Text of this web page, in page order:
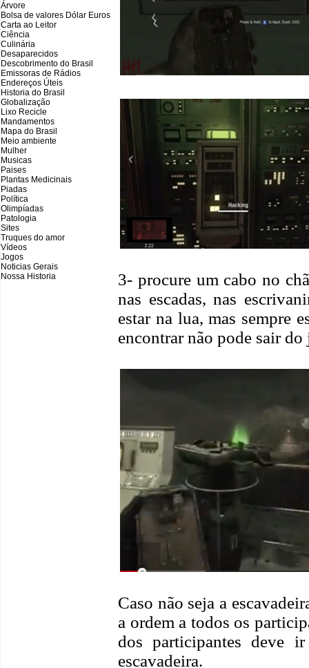
Árvore
Bolsa de valores Dólar Euros
Carta ao Leitor
Ciência
Culinária
Desaparecidos
Descobrimento do Brasil
Emissoras de Rádios
Endereços Úteis
Historia do Brasil
Globalização
Lixo Recicle
Mandamentos
Mapa do Brasil
Meio ambiente
Mulher
Musicas
Paises
Plantas Medicinais
Piadas
Política
Olimpíadas
Patologia
Sites
Truques do amor
Vídeos
Jogos
Noticias Gerais
Nossa Historia
3- procure um cabo no
nas escadas, nas
estar na lua, mas sempre
encontrar não pode sair
Caso não seja a
a ordem a todos os
dos participantes deve
escavadeira.